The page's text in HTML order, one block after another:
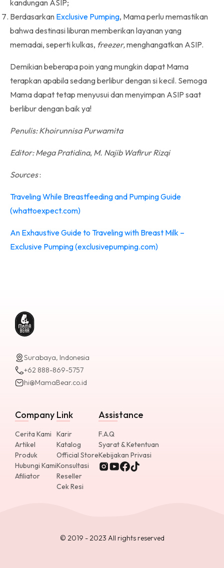
kandungan ASIP;
Berdasarkan Exclusive Pumping, Mama perlu memastikan
bahwa destinasi liburan memberikan layanan yang
memadai, seperti kulkas, freezer,menghangatkan ASIP.
Demikian beberapa poin yang mungkin dapat Mama
terapkan apabila sedang berlibur dengan si kecil. Semoga
Mama dapat tetap menyusui dan menyimpan ASIP saat
berlibur dengan baik ya!
Penulis: Khoirunnisa Purwamita
Editor: Mega Pratidina, M. Najib Wafirur Rizqi
Sources:
Traveling While Breastfeeding and Pumping Guide
(whattoexpect.com)
An Exhaustive Guide to Traveling with Breast Milk –
Exclusive Pumping (exclusivepumping.com)
Surabaya, Indonesia
+62 888-869-5757
hi@MamaBear.co.id
Company
Cerita Kami
Artikel
Produk
Hubungi Kami
Afiliator
Link
Karir
Katalog
Official Store
Konsultasi
Reseller
Cek Resi
Assistance
F.A.Q
Syarat & Ketentuan
Kebijakan Privasi
© 2019 - 2023 All rights reserved